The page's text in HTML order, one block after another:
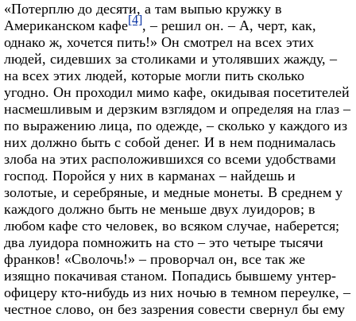
«Потерплю до десяти, а там выпью кружку в
Американском кафе[4], – решил он. – А, черт, как,
однако ж, хочется пить!» Он смотрел на всех этих
людей, сидевших за столиками и утолявших жажду, –
на всех этих людей, которые могли пить сколько
угодно. Он проходил мимо кафе, окидывая посетителей
насмешливым и дерзким взглядом и определяя на глаз –
по выражению лица, по одежде, – сколько у каждого из
них должно быть с собой денег. И в нем поднималась
злоба на этих расположившихся со всеми удобствами
господ. Поройся у них в карманах – найдешь и
золотые, и серебряные, и медные монеты. В среднем у
каждого должно быть не меньше двух луидоров; в
любом кафе сто человек, во всяком случае, наберется;
два луидора помножить на сто – это четыре тысячи
франков! «Сволочь!» – проворчал он, все так же
изящно покачивая станом. Попадись бывшему унтер-
офицеру кто-нибудь из них ночью в темном переулке, –
честное слово, он без зазрения совести свернул бы ему